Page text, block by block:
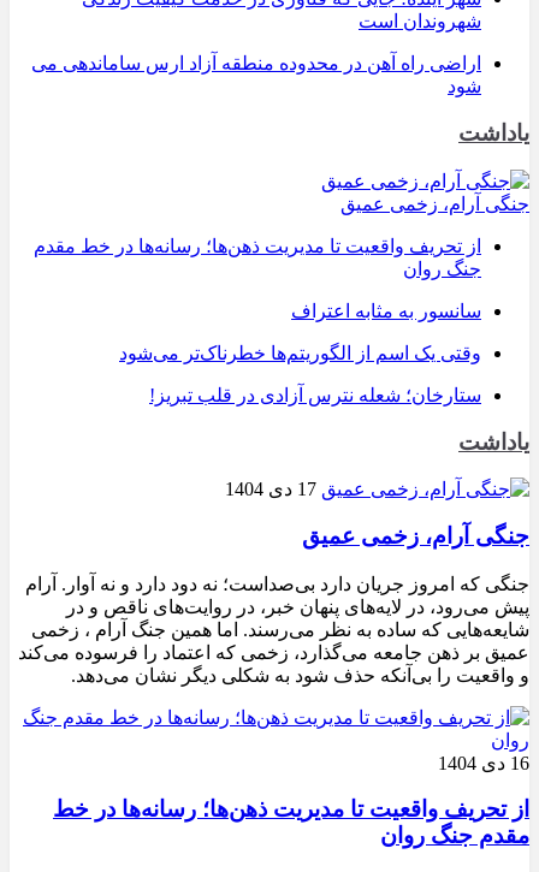
شهروندان است
اراضی راه آهن در محدوده منطقه آزاد ارس ساماندهی می
شود
یاداشت
جنگی آرام، زخمی عمیق
از تحریف واقعیت تا مدیریت ذهن‌ها؛ رسانه‌ها در خط مقدم
جنگ روان
سانسور به مثابه اعتراف
وقتی یک اسم از الگوریتم‌ها خطرناک‌تر می‌شود
ستارخان؛ شعله نترس آزادی در قلب تبریز!
یاداشت
17 دی 1404
جنگی آرام، زخمی عمیق
جنگی که امروز جریان دارد بی‌صداست؛ نه دود دارد و نه آوار. آرام
پیش می‌رود، در لایه‌های پنهان خبر، در روایت‌های ناقص و در
شایعه‌هایی که ساده به نظر می‌رسند. اما همین جنگ آرام ، زخمی
عمیق بر ذهن جامعه می‌گذارد، زخمی که اعتماد را فرسوده می‌کند
و واقعیت را بی‌آنکه حذف شود به شکلی دیگر نشان می‌دهد.
16 دی 1404
از تحریف واقعیت تا مدیریت ذهن‌ها؛ رسانه‌ها در خط
مقدم جنگ روان